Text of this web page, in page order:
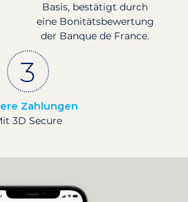
Basis, bestätigt durch
eine Bonitätsbewertung
der Banque de France.
Zahlungen
3D Secure